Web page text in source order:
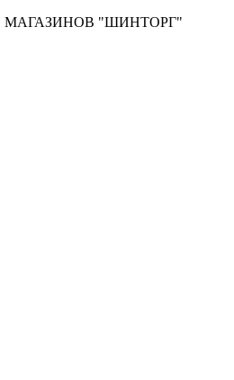
МАГАЗИНОВ "ШИНТОРГ"